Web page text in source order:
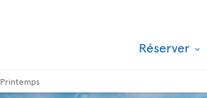
Réserver
Printemps